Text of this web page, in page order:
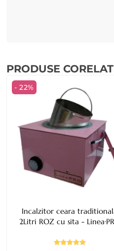
PRODUSE
- 22%
Incalzitor ceara
2Litri ROZ cu sita -